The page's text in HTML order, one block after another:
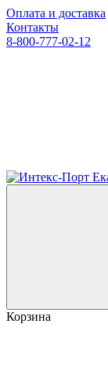
Оплата и доставка
Контакты
8-800-777-02-12
Корзина